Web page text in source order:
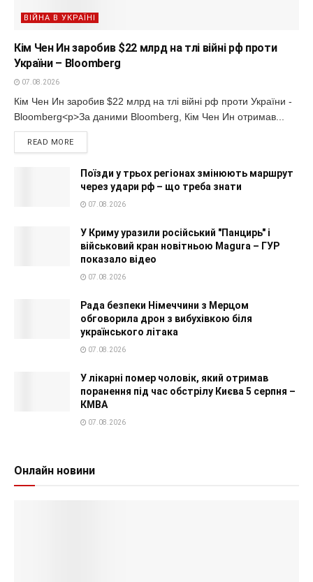
ВІЙНА В УКРАЇНІ
Кім Чен Ин заробив $22 млрд на тлі війні рф проти
України – Bloomberg
07.08.2026
Кім Чен Ин заробив $22 млрд на тлі війні рф проти України -
Bloomberg<p>За даними Bloomberg, Кім Чен Ин отримав...
READ MORE
Поїзди у трьох регіонах змінюють маршрут
через удари рф – що треба знати
07.08.2026
У Криму уразили російський "Панцирь" і
військовий кран новітньою Magura – ГУР
показало відео
07.08.2026
Рада безпеки Німеччини з Мерцом
обговорила дрон з вибухівкою біля
українського літака
07.08.2026
У лікарні помер чоловік, який отримав
поранення під час обстрілу Києва 5 серпня –
КМВА
07.08.2026
Онлайн новини